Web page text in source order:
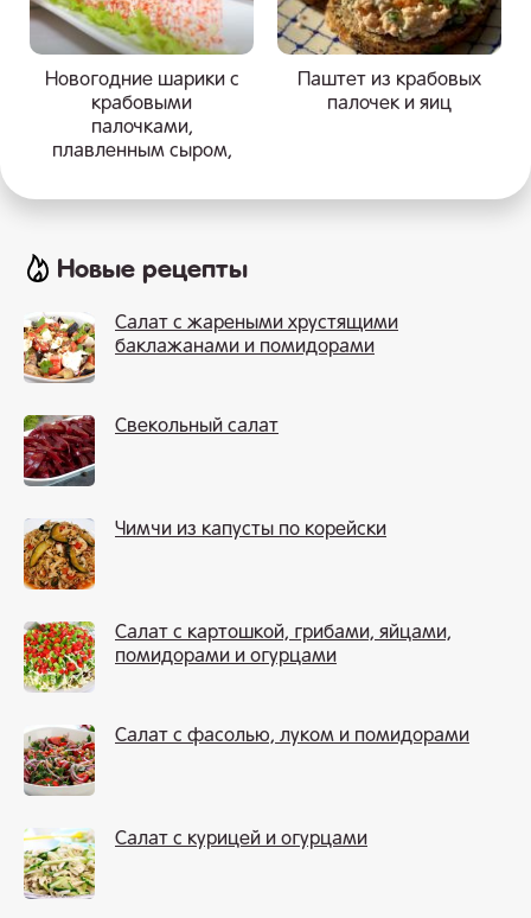
Новогодние шарики с
крабовыми
палочками,
плавленным сыром,
Паштет из крабовых
палочек и яиц
Новые рецепты
Салат с жареными хрустящими
баклажанами и помидорами
Свекольный салат
Чимчи из капусты по корейски
Салат с картошкой, грибами, яйцами,
помидорами и огурцами
Салат с фасолью, луком и помидорами
Салат с курицей и огурцами